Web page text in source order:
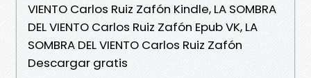
VIENTO Carlos Ruiz Zafón Kindle, LA SOMBRA
DEL VIENTO Carlos Ruiz Zafón Epub VK, LA
SOMBRA DEL VIENTO Carlos Ruiz Zafón
Descargar gratis